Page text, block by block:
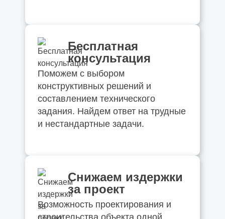
Бесплатная
консультация
Поможем с выбором
конструктивных решений и
составлением технического
задания. Найдем ответ на трудные
и нестандартные задачи.
Снижаем издержки
за проект
Возможность проектирования и